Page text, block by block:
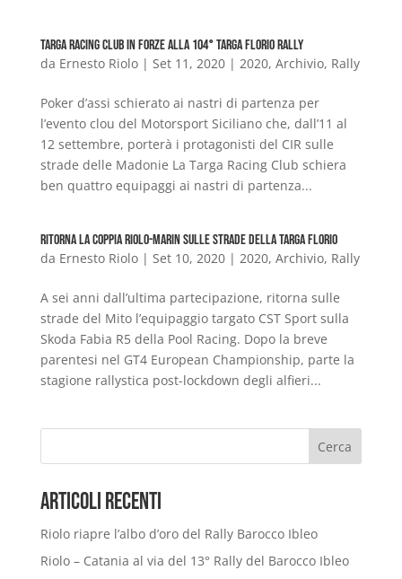
Targa Racing Club in forze alla 104° Targa Florio Rally
da Ernesto Riolo| Set 11, 2020| 2020, Archivio, Rally
Poker d’assi schierato ai nastri di partenza per
l’evento clou del Motorsport Siciliano che, dall’11 al
12 settembre, porterà i protagonisti del CIR sulle
strade delle Madonie La Targa Racing Club schiera
ben quattro equipaggi ai nastri di partenza...
Ritorna la coppia Riolo-Marin sulle strade della Targa Florio
da Ernesto Riolo| Set 10, 2020| 2020, Archivio, Rally
A sei anni dall’ultima partecipazione, ritorna sulle
strade del Mito l’equipaggio targato CST Sport sulla
Skoda Fabia R5 della Pool Racing. Dopo la breve
parentesi nel GT4 European Championship, parte la
stagione rallystica post-lockdown degli alfieri...
Cerca
Articoli Recenti
Riolo riapre l’albo d’oro del Rally Barocco Ibleo
Riolo – Catania al via del 13° Rally del Barocco Ibleo